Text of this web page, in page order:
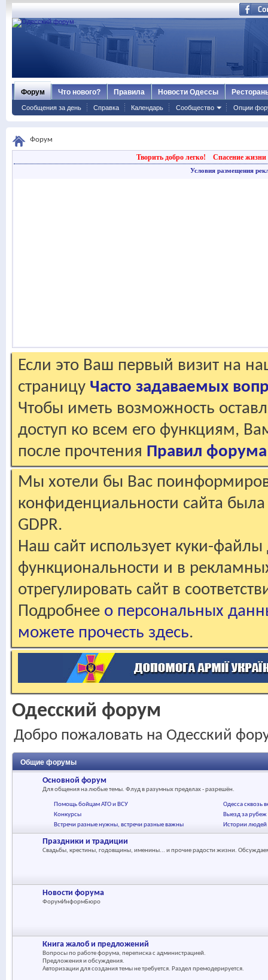
Форум
Сообщения за день Справка Календарь Сообщество Опции
Что нового? Правила Новости Одессы
Форум
Творить добро легко! Спасение жизни
Условия размещения
Если это Ваш первый визит на
страницу Часто задаваемых
Чтобы иметь возможность
доступ ко всем его функциям,
после прочтения Правил форума
Мы хотели бы Вас
конфиденциальности сайта
GDPR.
Наш сайт использует куки-файлы
функциональности и в
отрегулировать сайт в
Подробнее о персональных
можете прочесть здесь.
Одесский форум
Добро пожаловать на Одесский
Общие форумы
Основной форум
Для общения на любые темы. Флуд в разумных пределах - разрешён.
Помощь бойцам АТО и ВСУ
Одесса сквозь
Конкурсы
Выезд за
Встречи разные нужны, встречи разные важны
Истории людей
Праздники и традиции
Свадьбы, крестины, годовщины, именины... и прочие радости жизни.
Новости форума
ФорумИнформБюро
Книга жалоб и предложений
Вопросы по работе форума, переписка с администрацией.
Предложения и обсуждения.
Авторизации для создания темы не требуется. Раздел премодерируется.